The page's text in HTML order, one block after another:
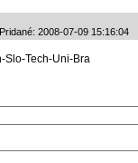
2008-07-09 15:16:04
Slo-Tech-Uni-Bra